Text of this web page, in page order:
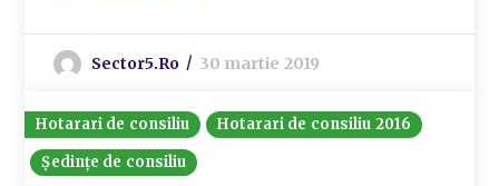
Sector5.ro 30 martie 2019
Hotarari de consiliu
Hotarari de consiliu 2016
Ședințe de consiliu